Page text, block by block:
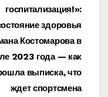
госпитализация!»:
здоровья
Костомарова в
2023 года — как
выписка, что
ждет спортсмена